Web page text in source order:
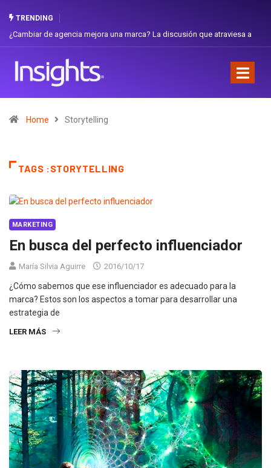
TRENDING
¿Cambiar de agencia mejora una marca? La discusión que atraviesa a
Home Storytelling
TAGS :STORYTELLING
MARKETING
En busca del perfecto influenciador
María Silvia Aguirre 2016/10/17
¿Cómo sabemos que ese influenciador es adecuado para la
marca? Estos son los aspectos a tomar para desarrollar una
estrategia de
LEER MÁS